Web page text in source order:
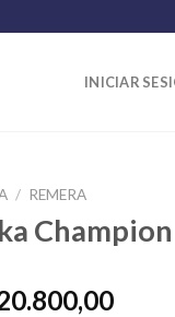
INICIAR
/ REMERA
Champion
El